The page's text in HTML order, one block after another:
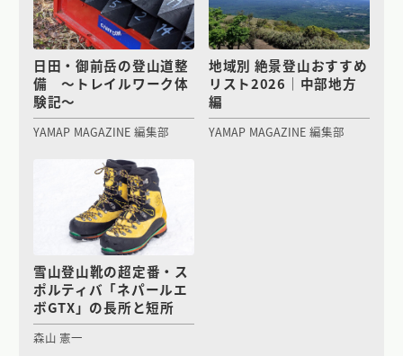
日田・御前岳の登山道整
備 〜トレイルワーク体
験記〜
YAMAP MAGAZINE 編集部
地域別 絶景登山おすすめ
リスト2026｜中部地方
編
YAMAP MAGAZINE 編集部
雪山登山靴の超定番・ス
ポルティバ「ネパールエ
ボGTX」の長所と短所
森山 憲一